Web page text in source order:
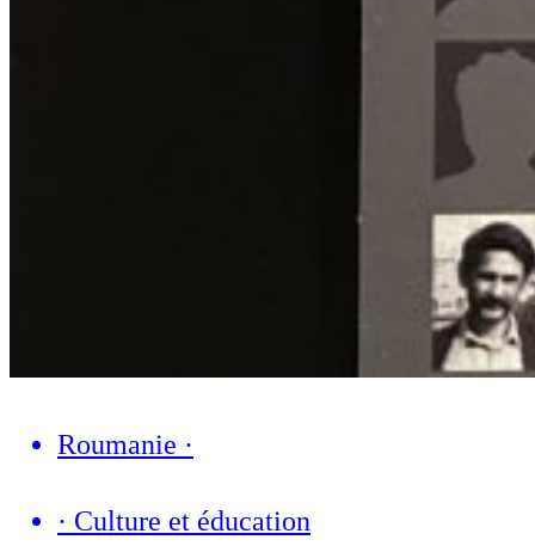
Roumanie ·
· Culture et éducation